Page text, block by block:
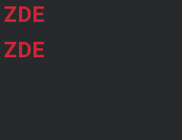
ZDE
ZDE